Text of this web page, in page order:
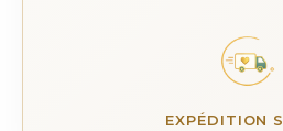
EXPÉDITION